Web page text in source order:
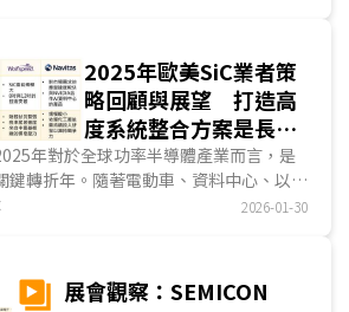
2025年歐美SiC業者策
略回顧與展望 打造高
度系統整合方案是長期
競爭勝出關鍵
年對於全球功率半導體產業而言，是
鍵轉折年。隨著電動車、資料中心、以及
三大應用的全速發展，SiC作為寬...2026-01-30
展會觀察：SEMICON